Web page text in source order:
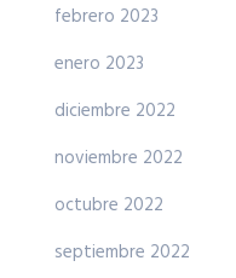
febrero 2023
enero 2023
diciembre 2022
noviembre 2022
octubre 2022
septiembre 2022